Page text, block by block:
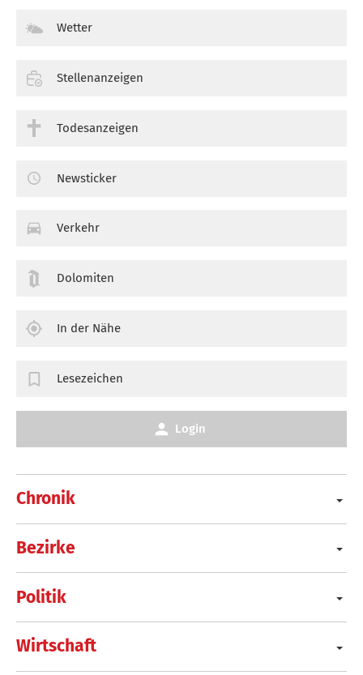
Chronik
Bezirke
Politik
Wirtschaft
Wetter
Stellenanzeigen
Todesanzeigen
Newsticker
Verkehr
Dolomiten
In der Nähe
Lesezeichen
Login